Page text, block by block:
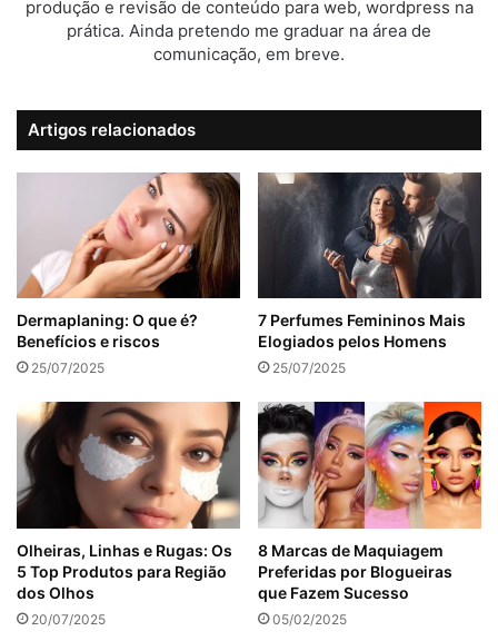
produção e revisão de conteúdo para web, wordpress na
prática. Ainda pretendo me graduar na área de
comunicação, em breve.
Artigos relacionados
Dermaplaning: O que é?
Benefícios e riscos
25/07/2025
7 Perfumes Femininos Mais
Elogiados pelos Homens
25/07/2025
Olheiras, Linhas e Rugas: Os
5 Top Produtos para Região
dos Olhos
20/07/2025
8 Marcas de Maquiagem
Preferidas por Blogueiras
que Fazem Sucesso
05/02/2025